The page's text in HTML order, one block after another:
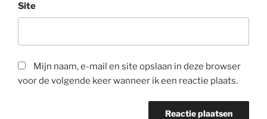
Site
Mijn naam, e-mail en site opslaan in deze browser
voor de volgende keer wanneer ik een reactie plaats.